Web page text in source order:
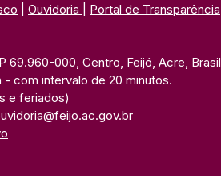
Ouvidoria Portal de Transparência
69.960-000, Centro, Feijó, Acre, Brasil
- com intervalo de 20 minutos.
e feriados)